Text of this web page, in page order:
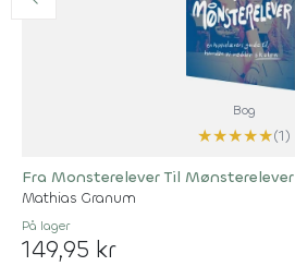
Bog
★★★★★(1)
Fra Monsterelever Til Mønsterelever
Mathias Granum
På lager
149,95 kr